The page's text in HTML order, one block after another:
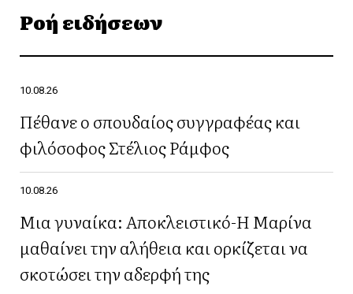
Ροή ειδήσεων
10.08.26
Πέθανε ο σπουδαίος συγγραφέας και
φιλόσοφος Στέλιος Ράμφος
10.08.26
Μια γυναίκα: Αποκλειστικό-Η Μαρίνα
μαθαίνει την αλήθεια και ορκίζεται να
σκοτώσει την αδερφή της